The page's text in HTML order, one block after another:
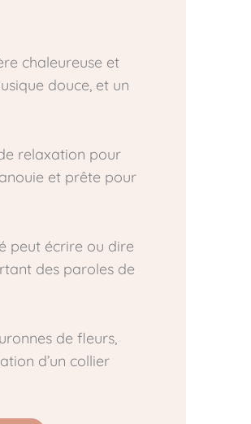
chaleureuse et
douce, et un
relaxation pour
et prête pour
peut écrire ou dire
des paroles de
de fleurs,
d’un collier